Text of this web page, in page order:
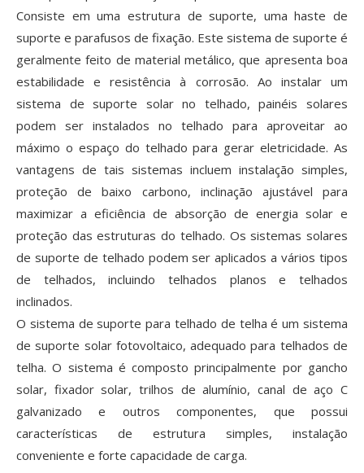
Consiste em uma estrutura de suporte, uma haste de
suporte e parafusos de fixação. Este sistema de suporte é
geralmente feito de material metálico, que apresenta boa
estabilidade e resistência à corrosão. Ao instalar um
sistema de suporte solar no telhado, painéis solares
podem ser instalados no telhado para aproveitar ao
máximo o espaço do telhado para gerar eletricidade. As
vantagens de tais sistemas incluem instalação simples,
proteção de baixo carbono, inclinação ajustável para
maximizar a eficiência de absorção de energia solar e
proteção das estruturas do telhado. Os sistemas solares
de suporte de telhado podem ser aplicados a vários tipos
de telhados, incluindo telhados planos e telhados
inclinados.
O sistema de suporte para telhado de telha é um sistema
de suporte solar fotovoltaico, adequado para telhados de
telha. O sistema é composto principalmente por gancho
solar, fixador solar, trilhos de alumínio, canal de aço C
galvanizado e outros componentes, que possui
características de estrutura simples, instalação
conveniente e forte capacidade de carga.